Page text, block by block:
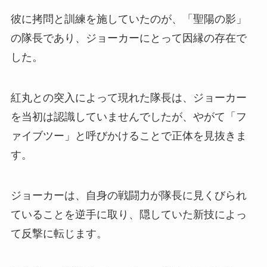
彼に拷問と訓練を施していたのが、「聖陽の影」
の隊長であり、ジョーカーにとって因縁の存在で
した。
紅丸との突入によって現れた隊長は、ジョーカー
を当初は認識していませんでしたが、やがて「フ
ァイブツー」と呼びかけることで正体を見抜きま
す。
ジョーカーは、自身の戦闘力が隊長に見くびられ
ていることを逆手に取り、隠していた新技によっ
て反撃に転じます。